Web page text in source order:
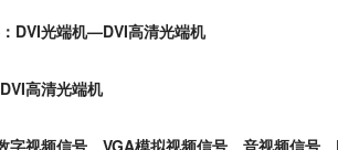
DVI光端机—DVI高清光端机
DVI高清光端机
字视频信号、 VGA模拟视频信号、音视频信号、